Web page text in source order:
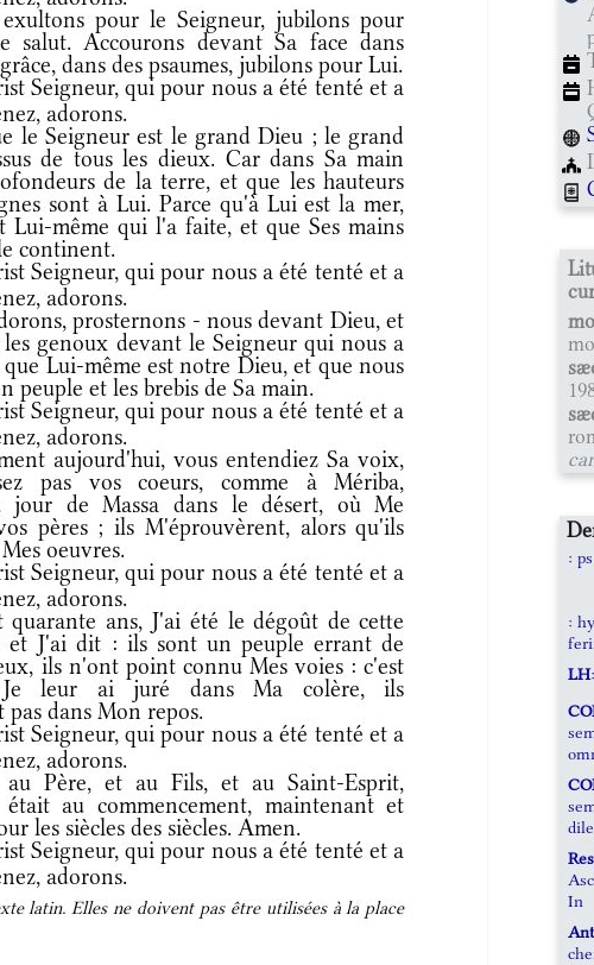
pour le Seigneur, jubilons pour
salut. Accourons devant Sa face dans
dans des psaumes, jubilons pour Lui.
Seigneur, qui pour nous a été tenté et a
adorons.
le Seigneur est le grand Dieu ; le grand
de tous les dieux. Car dans Sa main
de la terre, et que les hauteurs
sont à Lui. Parce qu'à Lui est la mer,
Lui-même qui l'a faite, et que Ses mains
continent.
Seigneur, qui pour nous a été tenté et a
adorons.
prosternons - nous devant Dieu, et
les genoux devant le Seigneur qui nous a
Lui-même est notre Dieu, et que nous
peuple et les brebis de Sa main.
Seigneur, qui pour nous a été tenté et a
adorons.
aujourd'hui, vous entendiez Sa voix,
pas vos coeurs, comme à Mériba,
jour de Massa dans le désert, où Me
pères ; ils M'éprouvèrent, alors qu'ils
oeuvres.
Seigneur, qui pour nous a été tenté et a
adorons.
ans, J'ai été le dégoût de cette
et J'ai dit : ils sont un peuple errant de
ils n'ont point connu Mes voies : c'est
Je leur ai juré dans Ma colère, ils
dans Mon repos.
Seigneur, qui pour nous a été tenté et a
adorons.
Père, et au Fils, et au Saint-Esprit,
au commencement, maintenant et
les siècles des siècles. Amen.
Seigneur, qui pour nous a été tenté et a
adorons.
latin. Elles ne doivent pas être utilisées à la place
:
:
LH
In